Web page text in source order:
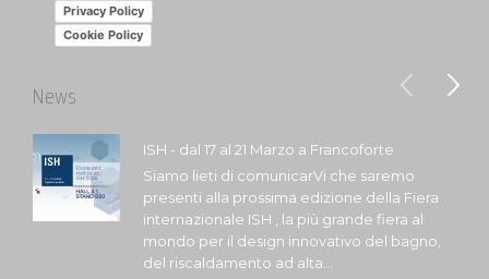
Privacy Policy
Cookie Policy
News
ISH - dal 17 al 21 Marzo a Francoforte
Siamo lieti di comunicarVi che saremo
presenti alla prossima edizione della Fiera
internazionale ISH , la più grande fiera al
mondo per il design innovativo del bagno,
del riscaldamento ad alta...